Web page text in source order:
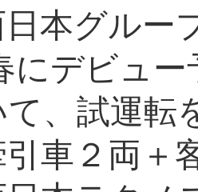
本グルー
にデビュ
、試運転
車２両＋